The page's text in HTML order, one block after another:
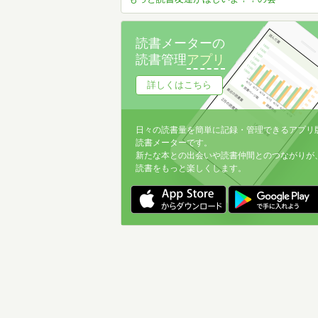
読書メーターの
読書管理アプリ
詳しくはこちら
日々の読書量を簡単に記録・管理できるアプリ
読書メーターです。
新たな本との出会いや読書仲間とのつながりが
読書をもっと楽しくします。